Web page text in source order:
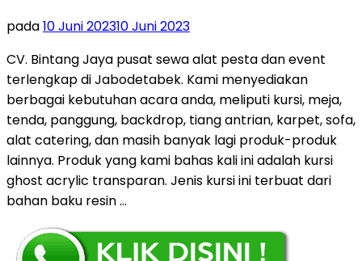
pada10 Juni 202310 Juni 2023
CV. Bintang Jaya pusat sewa alat pesta dan event
terlengkap di Jabodetabek. Kami menyediakan
berbagai kebutuhan acara anda, meliputi kursi, meja,
tenda, panggung, backdrop, tiang antrian, karpet, sofa,
alat catering, dan masih banyak lagi produk-produk
lainnya. Produk yang kami bahas kali ini adalah kursi
ghost acrylic transparan. Jenis kursi ini terbuat dari
bahan baku resin …